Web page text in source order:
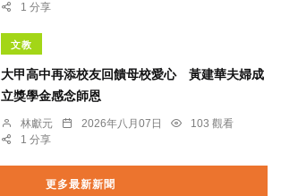
1 分享
文教
大甲高中再添校友回饋母校愛心 黃建華夫婦成
立獎學金感念師恩
林獻元 2026年八月07日
103 觀看
1 分享
更多最新新聞